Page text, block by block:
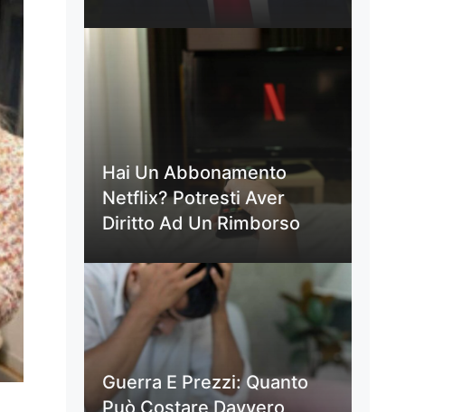
Hai Un Abbonamento
Netflix? Potresti Aver
Diritto Ad Un Rimborso
Guerra E Prezzi: Quanto
Può Costare Davvero